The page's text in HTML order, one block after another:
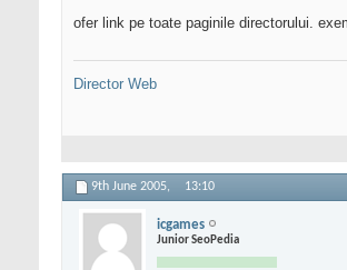
ofer link pe toate paginile directorului.
Director Web
9th June 2005, 13:10
icgames
Junior SeoPedia